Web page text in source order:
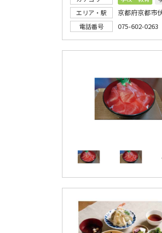
エリア・駅
京都府京都市
電話番号 075-602-0263